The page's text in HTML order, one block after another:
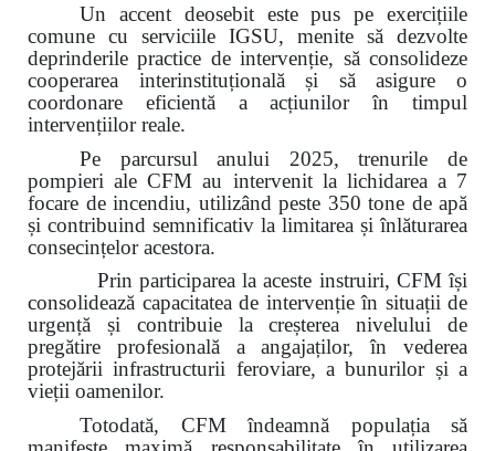
Un accent deosebit este pus pe exercițiile
comune cu serviciile IGSU, menite să dezvolte
deprinderile practice de intervenție, să consolideze
cooperarea interinstituțională și să asigure o
coordonare eficientă a acțiunilor în timpul
intervențiilor reale.
Pe parcursul anului 2025, trenurile de
pompieri ale CFM au intervenit la lichidarea a 7
focare de incendiu, utilizând peste 350 tone de apă
și contribuind semnificativ la limitarea și înlăturarea
consecințelor acestora.
Prin participarea la aceste instruiri, CFM își
consolidează capacitatea de intervenție în situații de
urgență și contribuie la creșterea nivelului de
pregătire profesională a angajaților, în vederea
protejării infrastructurii feroviare, a bunurilor și a
vieții oamenilor.
Totodată, CFM îndeamnă populația să